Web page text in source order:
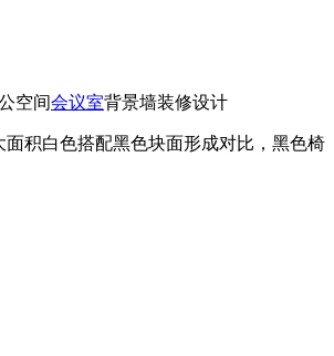
空间会议室背景墙装修设计
面积白色搭配黑色块面形成对比，黑色椅